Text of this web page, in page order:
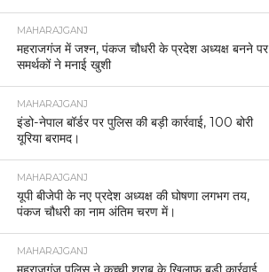
MAHARAJGANJ
महराजगंज में जश्न, पंकज चौधरी के प्रदेश अध्यक्ष बनने पर
समर्थकों ने मनाई खुशी
MAHARAJGANJ
इंडो-नेपाल बॉर्डर पर पुलिस की बड़ी कार्रवाई, 100 बोरी
यूरिया बरामद।
MAHARAJGANJ
यूपी बीजेपी के नए प्रदेश अध्यक्ष की घोषणा लगभग तय,
पंकज चौधरी का नाम अंतिम चरण में।
MAHARAJGANJ